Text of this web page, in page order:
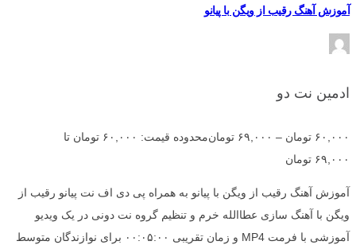
آموزش آهنگ رقیب از ویگن با پیانو
ادمین نت دو
۶۰,۰۰۰ تومان – ۶۹,۰۰۰ تومان
محدوده قیمت: ۶۰,۰۰۰ تومان تا
۶۹,۰۰۰ تومان
آموزش آهنگ رقیب از ویگن با پیانو به همراه پی دی اف نت پیانو رقیب از
ویگن با آهنگ سازی عطاالله خرم و تنظیم گروه نت دونی در یک ویدیو
آموزشی با فرمت MP4 و زمان تقریبی ۰۰:۰۵:۰۰ برای نوازندگان متوسط